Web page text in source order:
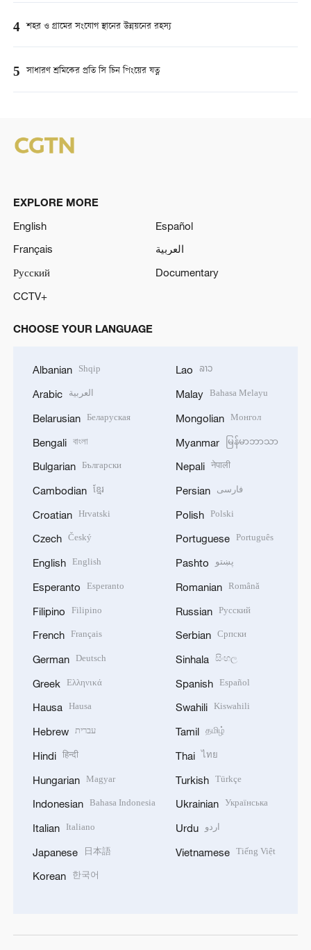
4 শহর ও গ্রামের সংযোগ স্থানের উন্নয়নের রহস্য
5 সাধারণ শ্রমিকের প্রতি সি চিন পিংয়ের যত্ন
EXPLORE MORE
English
Español
Français
العربية
Русский
Documentary
CCTV+
CHOOSE YOUR LANGUAGE
Albanian Shqip
Arabic العربية
Belarusian Беларуская
Bengali বাংলা
Bulgarian Български
Cambodian ខ្មែរ
Croatian Hrvatski
Czech Český
English English
Esperanto Esperanto
Filipino Filipino
French Français
German Deutsch
Greek Ελληνικά
Hausa Hausa
Hebrew עברית
Hindi हिन्दी
Hungarian Magyar
Indonesian Bahasa Indonesia
Italian Italiano
Japanese 日本語
Korean 한국어
Lao ລາວ
Malay Bahasa Melayu
Mongolian Монгол
Myanmar မြန်မာဘာသာ
Nepali नेपाली
Persian فارسی
Polish Polski
Portuguese Português
Pashto پښتو
Romanian Română
Russian Русский
Serbian Српски
Sinhala සිංහල
Spanish Español
Swahili Kiswahili
Tamil தமிழ்
Thai ไทย
Turkish Türkçe
Ukrainian Українська
Urdu اردو
Vietnamese Tiếng Việt